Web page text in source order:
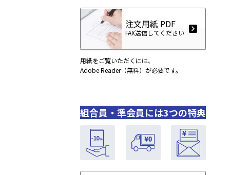
注文用紙 PDF
FAX送信してください
用紙をご覧いただくには、
Adobe Reader（無料）が必要です。
組合員・準会員には3つの特典